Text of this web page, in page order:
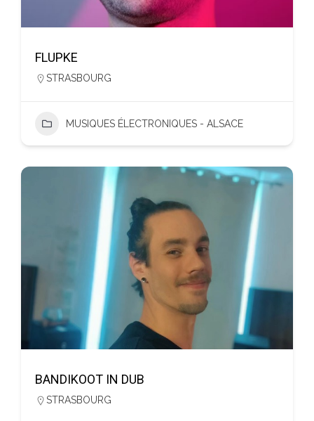
FLUPKE
STRASBOURG
MUSIQUES ÉLECTRONIQUES - ALSACE
BANDIKOOT IN DUB
STRASBOURG